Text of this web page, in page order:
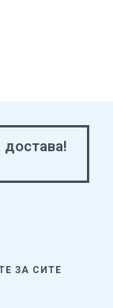
достава!
ЗА СИТЕ